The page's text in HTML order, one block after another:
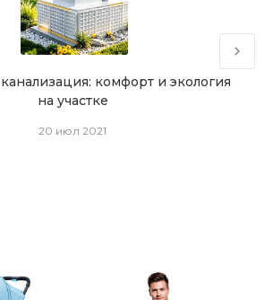
комфорт и экология
на участке
20 июл 2021